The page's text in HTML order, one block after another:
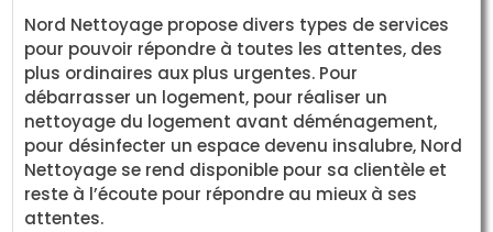
Nord Nettoyage propose divers types de services
pour pouvoir répondre à toutes les attentes, des
plus ordinaires aux plus urgentes. Pour
débarrasser un logement, pour réaliser un
nettoyage du logement avant déménagement,
pour désinfecter un espace devenu insalubre, Nord
Nettoyage se rend disponible pour sa clientèle et
reste à l’écoute pour répondre au mieux à ses
attentes.